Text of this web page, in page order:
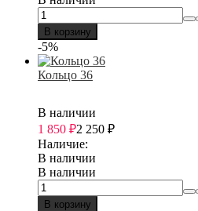
В корзину
-5%
Кольцо 36
В наличии
1 850 ₽2 250 ₽
Наличие:
В наличии
В наличии
В корзину